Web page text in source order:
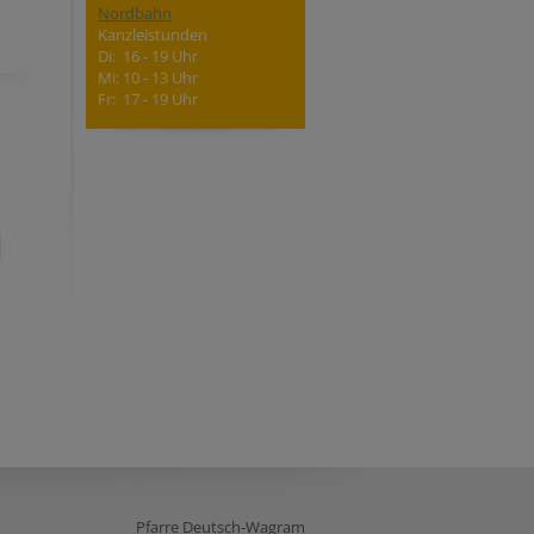
Nordbahn
Kanzleistunden
Di: 16 - 19 Uhr
Mi: 10 - 13 Uhr
Fr: 17 - 19 Uhr
Pfarre Deutsch-Wagram